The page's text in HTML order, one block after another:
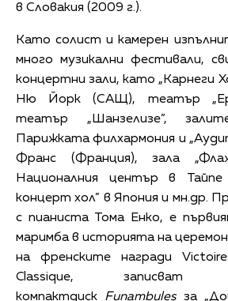
в Словакия (2009 г.).
Като солист и камерен
много музикални фестивали,
концертни зали, като „Карнеги
Ню Йорк (САЩ), театър
театър „Шанзелизе”,
Парижката филхармония и
Франс (Франция), зала
Националния център в Тайпе
концерт хол” в Япония и мн.др.
с пианиста Тома Енко, е
маримба в историята на
на френските награди
Classique,
компактдиск Funambulesза